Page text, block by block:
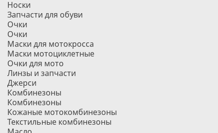
Носки
Запчасти для обуви
Очки
Очки
Маски для мотокросса
Маски мотоциклетные
Очки для мото
Линзы и запчасти
Джерси
Комбинезоны
Комбинезоны
Кожаные мотокомбинезоны
Текстильные комбинезоны